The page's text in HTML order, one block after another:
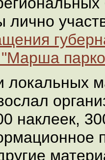
лично
"Марша
локальных
наклеек,